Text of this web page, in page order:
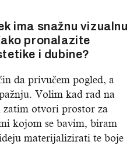
ima snažnu vizualnu
pronalazite
i dubine?
da privučem pogled, a
Volim kad rad na
otvori prostor za
kojom se bavim, biram
materijalizirati te boje